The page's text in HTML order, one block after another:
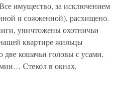
имущество, за исключением
и сожженной), расхищено.
уничтожены охотничьи
квартире жильцы
две кошачьи головы с усами,
Стекол в окнах,